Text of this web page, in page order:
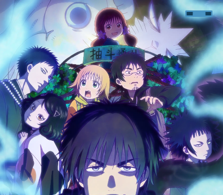
アニメ最新情報
放送情報
イントロダクション
あらすじ
登場人物
スタッフ&キャスト